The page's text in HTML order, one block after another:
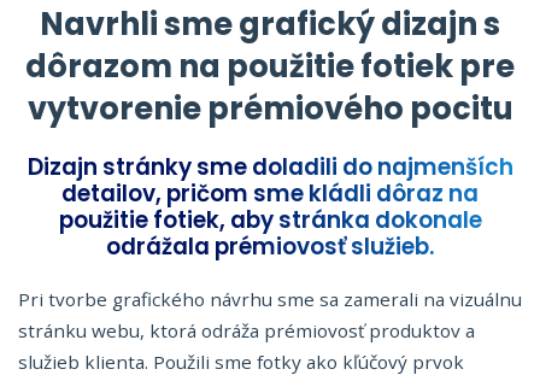
Navrhli sme grafický dizajn s
dôrazom na použitie fotiek pre
vytvorenie prémiového pocitu
Dizajn stránky sme doladili do najmenších
detailov, pričom sme kládli dôraz na
použitie fotiek, aby stránka dokonale
odrážala prémiovosť služieb.
Pri tvorbe grafického návrhu sme sa zamerali na vizuálnu
stránku webu, ktorá odráža prémiovosť produktov a
služieb klienta. Použili sme fotky ako kľúčový prvok